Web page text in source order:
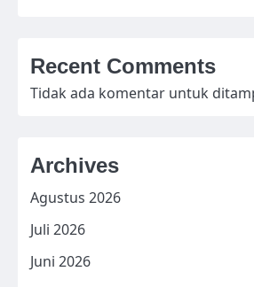
Recent Comments
Tidak ada komentar untuk
Archives
Agustus 2026
Juli 2026
Juni 2026